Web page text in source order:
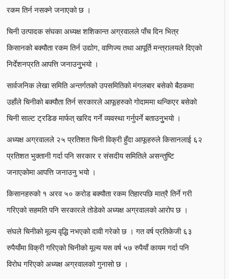
रकम तिर्न नसक्ने जनाएको छ ।
चिनी उत्पादक संघका अध्यक्ष शशिकान्त अग्रवालले पाँच दिन भित्र
किसानको बक्यौता रकम तिर्न उद्योग, वाणिज्य तथा आपूर्ति मन्त्रालयले दिएको
निर्देशनप्रति आपत्ति जनाउनुुभयो ।
सार्वजनिक लेखा समिति अन्तर्गतको उपसमितिको मंगलबार बसेको बैठकमा
उहाँले चिनीको बक्यौता तिर्न सरकारले आफूहरुको गोदाममा थन्किएर बसेको
चिनी साल्ट ट्रडिङ मार्फत् खरिद गर्ने व्यवस्था गर्नुपर्ने बताउनुुभयो ।
अध्यक्ष अग्रवालले २५ प्रतिशत चिनी विक्री हुँदा आफूहरुले किसानलाई ६२
प्रतिशत भुक्तानी गर्दा पनि सरकार र संसदीय समितिले असन्तुष्टि
जनाएकोमा आपत्ति जनाउनु भयो ।
किसानहरुको १ अरव ५० करोड बक्यौता रकम तिहारपछि मात्रै तिर्ने गरी
गरिएको सहमति पनि सरकारले तोडेको अध्यक्ष अग्रवालको आरोप छ ।
संघले चिनीको मूल्य वृद्धि नभएको दावी गरेको छ । गत वर्ष प्रतिकेजी ६३
रुपैयाँमा विक्री गरिएको चिनीको मूल्य यस वर्ष ५७ रुपैयाँ कायम गर्दा पनि
विरोध गरिएको अध्यक्ष अग्रवालको गुनासो छ ।